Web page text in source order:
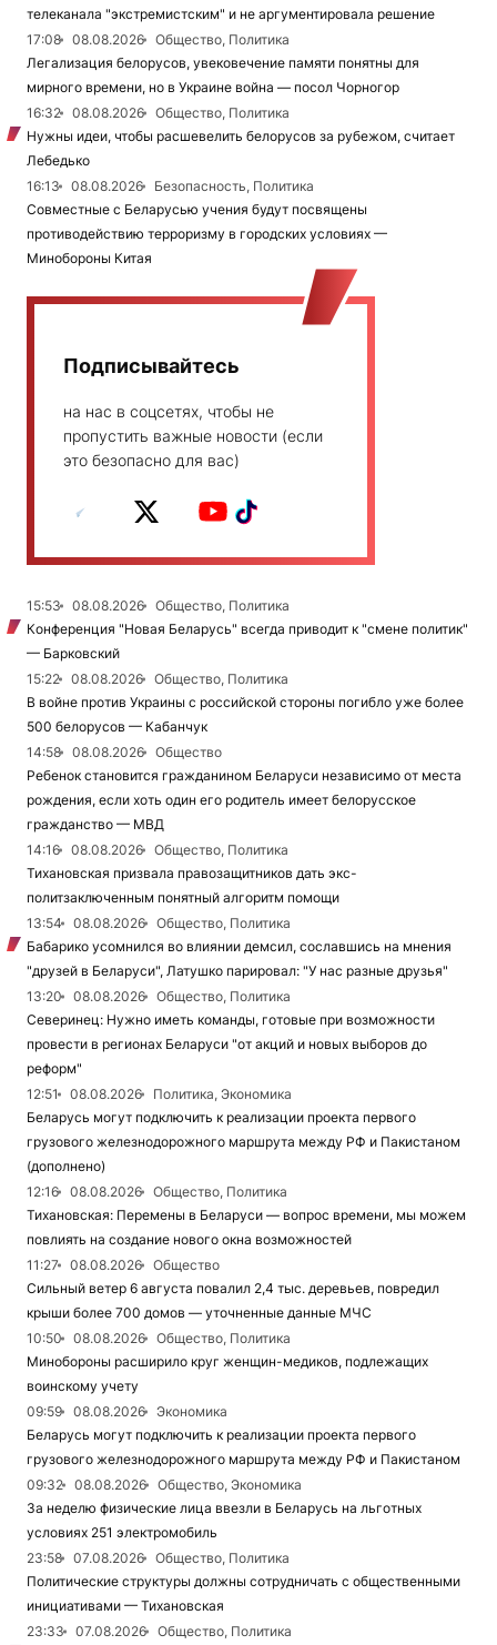
телеканала "экстремистским" и не аргументировала решение
17:08
08.08.2026
Общество, Политика
Легализация белорусов, увековечение памяти понятны для
мирного времени, но в Украине война — посол Чорногор
16:32
08.08.2026
Общество, Политика
Нужны идеи, чтобы расшевелить белорусов за рубежом, считает
Лебедько
16:13
08.08.2026
Безопасность, Политика
Совместные с Беларусью учения будут посвящены
противодействию терроризму в городских условиях —
Минобороны Китая
Подписывайтесь
на нас в соцсетях, чтобы не
пропустить важные новости (если
это безопасно для вас)
15:53 08.08.2026
Общество, Политика
Конференция "Новая Беларусь" всегда приводит к "смене политик"
— Барковский
15:22
08.08.2026
Общество, Политика
В войне против Украины с российской стороны погибло уже более
500 белорусов — Кабанчук
14:58
08.08.2026
Общество
Ребенок становится гражданином Беларуси независимо от места
рождения, если хоть один его родитель имеет белорусское
гражданство — МВД
14:16
08.08.2026
Общество, Политика
Тихановская призвала правозащитников дать экс-
политзаключенным понятный алгоритм помощи
13:54
08.08.2026
Общество, Политика
Бабарико усомнился во влиянии демсил, сославшись на мнения
"друзей в Беларуси", Латушко парировал: "У нас разные друзья"
13:20
08.08.2026
Общество, Политика
Северинец: Нужно иметь команды, готовые при возможности
провести в регионах Беларуси "от акций и новых выборов до
реформ"
12:51
08.08.2026
Политика, Экономика
Беларусь могут подключить к реализации проекта первого
грузового железнодорожного маршрута между РФ и Пакистаном
(дополнено)
12:16
08.08.2026
Общество, Политика
Тихановская: Перемены в Беларуси — вопрос времени, мы можем
повлиять на создание нового окна возможностей
11:27
08.08.2026
Общество
Сильный ветер 6 августа повалил 2,4 тыс. деревьев, повредил
крыши более 700 домов — уточненные данные МЧС
10:50
08.08.2026
Общество, Политика
Минобороны расширило круг женщин-медиков, подлежащих
воинскому учету
09:59
08.08.2026
Экономика
Беларусь могут подключить к реализации проекта первого
грузового железнодорожного маршрута между РФ и Пакистаном
09:32
08.08.2026
Общество, Экономика
За неделю физические лица ввезли в Беларусь на льготных
условиях 251 электромобиль
23:58
07.08.2026
Общество, Политика
Политические структуры должны сотрудничать с общественными
инициативами — Тихановская
23:33
07.08.2026
Общество, Политика